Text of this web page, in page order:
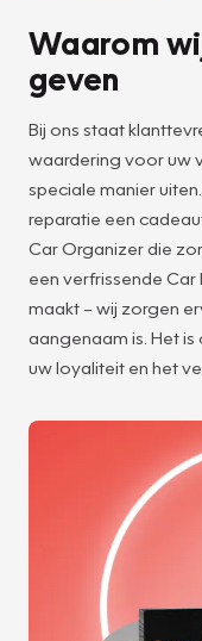
Waarom
geven
Bij ons staat
waardering voor uw
speciale manier
reparatie een
Car Organizer die
een verfrissende
maakt – wij zorgen
aangenaam is. Het
uw loyaliteit en het